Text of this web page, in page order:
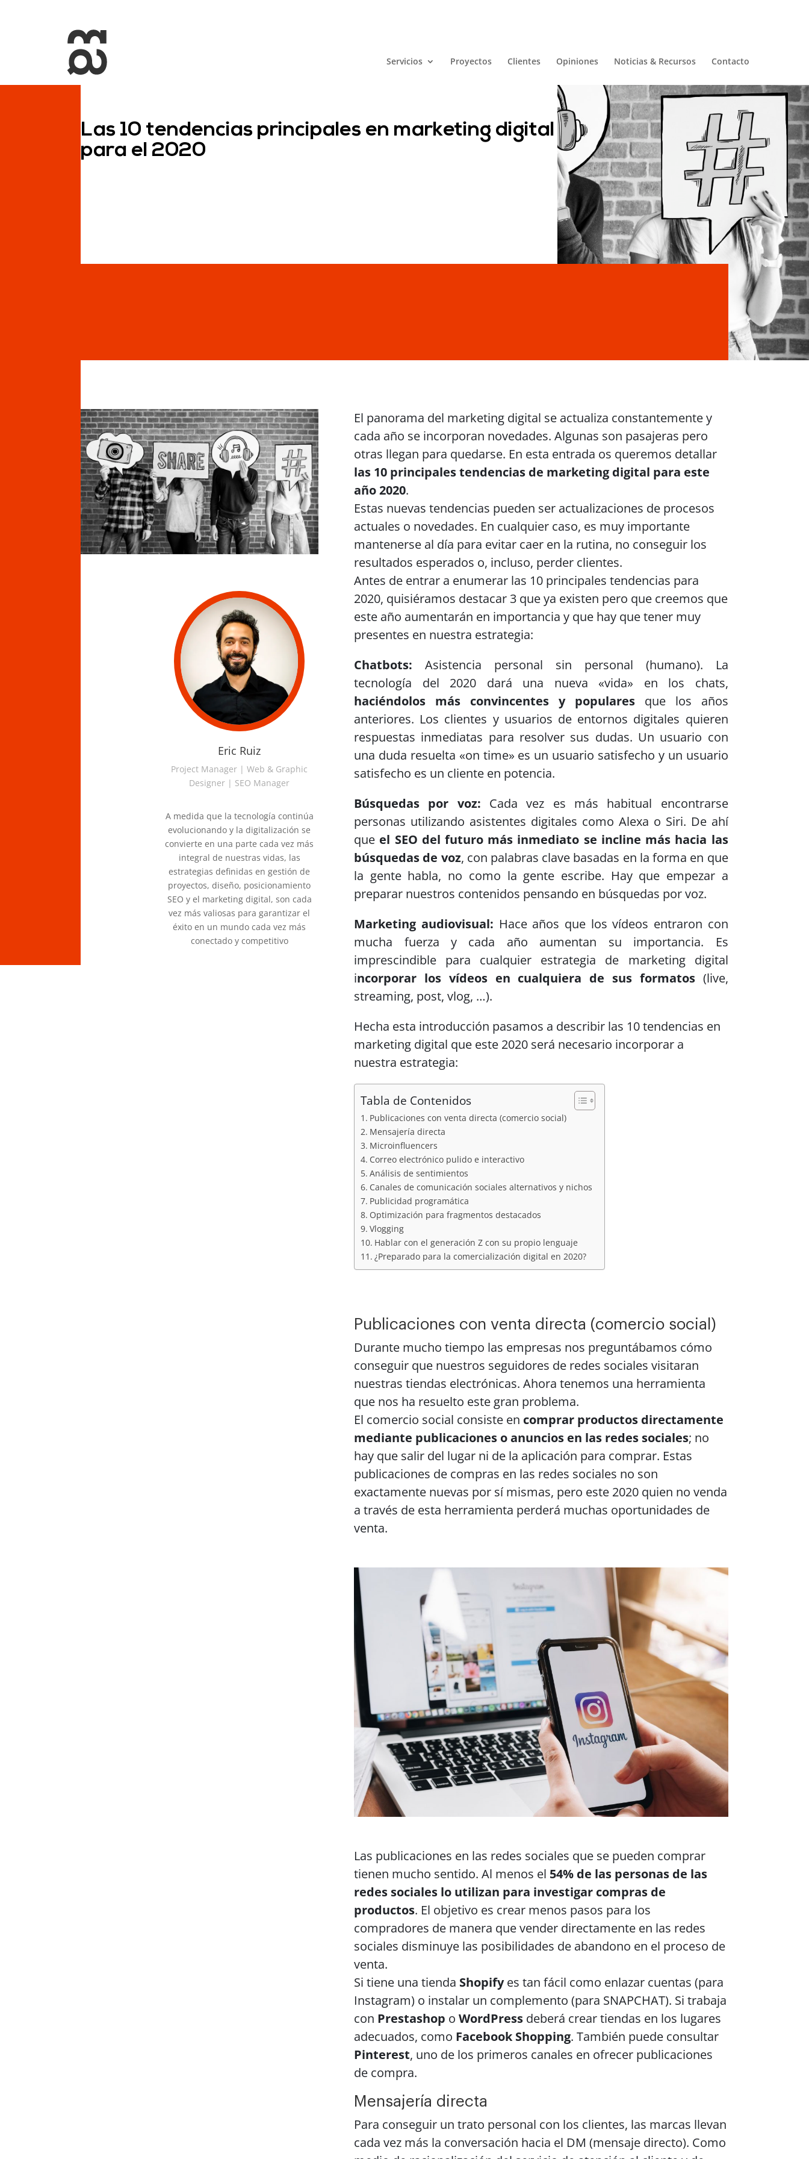
Servicios Proyectos Clientes Opiniones Noticias & Recursos Contacto
Las 10 tendencias principales en marketing digital
para el 2020
Eric Ruiz
Project Manager | Web & Graphic
Designer | SEO Manager
A medida que la tecnología continúa
evolucionando y la digitalización se
convierte en una parte cada vez más
integral de nuestras vidas, las
estrategias definidas en gestión de
proyectos, diseño, posicionamiento
SEO y el marketing digital, son cada
vez más valiosas para garantizar el
éxito en un mundo cada vez más
conectado y competitivo
El panorama del marketing digital se actualiza constantemente y
cada año se incorporan novedades. Algunas son pasajeras pero
otras llegan para quedarse. En esta entrada os queremos detallar
las 10 principales tendencias de marketing digital para este
año 2020.
Estas nuevas tendencias pueden ser actualizaciones de procesos
actuales o novedades. En cualquier caso, es muy importante
mantenerse al día para evitar caer en la rutina, no conseguir los
resultados esperados o, incluso, perder clientes.
Antes de entrar a enumerar las 10 principales tendencias para
2020, quisiéramos destacar 3 que ya existen pero que creemos que
este año aumentarán en importancia y que hay que tener muy
presentes en nuestra estrategia:
Chatbots:Asistencia personal sin personal (humano). La
tecnología del 2020 dará una nueva «vida» en los chats,
haciéndolos más convincentes y popularesque los años
anteriores. Los clientes y usuarios de entornos digitales quieren
respuestas inmediatas para resolver sus dudas. Un usuario con
una duda resuelta «on time» es un usuario satisfecho y un usuario
satisfecho es un cliente en potencia.
Búsquedas por voz: Cada vez es más habitual encontrarse
personas utilizando asistentes digitales como Alexa o Siri. De ahí
que el SEO del futuro más inmediato se incline más hacia las
búsquedas de voz, con palabras clave basadas en la forma en que
la gente habla, no como la gente escribe. Hay que empezar a
preparar nuestros contenidos pensando en búsquedas por voz.
Marketing audiovisual: Hace años que los vídeos entraron con
mucha fuerza y cada año aumentan su importancia. Es
imprescindible para cualquier estrategia de marketing digital
incorporar los vídeos en cualquiera de sus formatos(live,
streaming, post, vlog, …).
Hecha esta introducción pasamos a describir las 10 tendencias en
marketing digital que este 2020 será necesario incorporar a
nuestra estrategia:
Tabla de Contenidos
Publicaciones con venta directa (comercio social)
Mensajería directa
Microinfluencers
Correo electrónico pulido e interactivo
Análisis de sentimientos
Canales de comunicación sociales alternativos y nichos
Publicidad programática
Optimización para fragmentos destacados
Vlogging
Hablar con el generación Z con su propio lenguaje
¿Preparado para la comercialización digital en 2020?
Publicaciones con venta directa (comercio social)
Durante mucho tiempo las empresas nos preguntábamos cómo
conseguir que nuestros seguidores de redes sociales visitaran
nuestras tiendas electrónicas. Ahora tenemos una herramienta
que nos ha resuelto este gran problema.
El comercio social consiste en comprar productos directamente
mediante publicaciones o anuncios en las redes sociales; no
hay que salir del lugar ni de la aplicación para comprar. Estas
publicaciones de compras en las redes sociales no son
exactamente nuevas por sí mismas, pero este 2020 quien no venda
a través de esta herramienta perderá muchas oportunidades de
venta.
Las publicaciones en las redes sociales que se pueden comprar
tienen mucho sentido. Al menos el 54% de las personas de las
redes sociales lo utilizan para investigar compras de
productos. El objetivo es crear menos pasos para los
compradores de manera que vender directamente en las redes
sociales disminuye las posibilidades de abandono en el proceso de
venta.
Si tiene una tienda Shopifyes tan fácil como enlazar cuentas (para
Instagram) o instalar un complemento (para SNAPCHAT). Si trabaja
con Prestashop oWordPress deberá crear tiendas en los lugares
adecuados, como Facebook Shopping. También puede consultar
Pinterest, uno de los primeros canales en ofrecer publicaciones
de compra.
Mensajería directa
Para conseguir un trato personal con los clientes, las marcas llevan
cada vez más la conversación hacia el DM (mensaje directo). Como